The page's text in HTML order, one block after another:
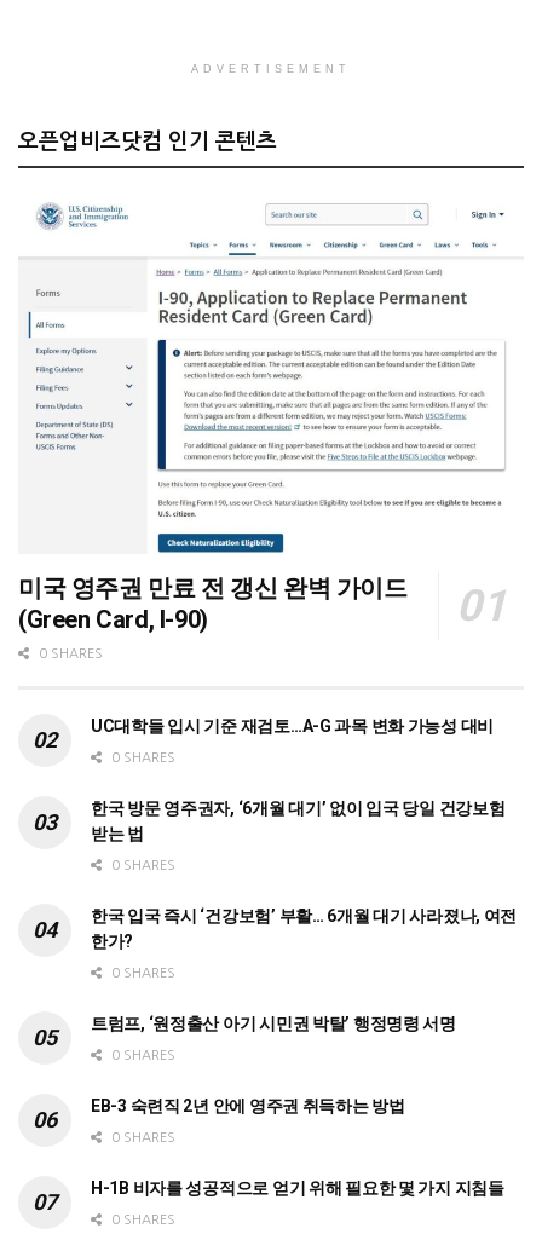
ADVERTISEMENT
오픈업비즈닷컴 인기 콘텐츠
미국 영주권 만료 전 갱신 완벽 가이드
(Green Card, I-90)
0 SHARES
UC대학들 입시 기준 재검토…A-G 과목 변화 가능성 대비
0 SHARES
한국 방문 영주권자, ‘6개월 대기’ 없이 입국 당일 건강보험
받는 법
0 SHARES
한국 입국 즉시 ‘건강보험’ 부활… 6개월 대기 사라졌나, 여전
한가?
0 SHARES
트럼프, ‘원정출산 아기 시민권 박탈’ 행정명령 서명
0 SHARES
EB-3 숙련직 2년 안에 영주권 취득하는 방법
0 SHARES
H-1B 비자를 성공적으로 얻기 위해 필요한 몇 가지 지침들
0 SHARES